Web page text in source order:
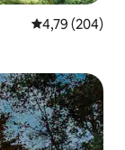
4,79 (204)